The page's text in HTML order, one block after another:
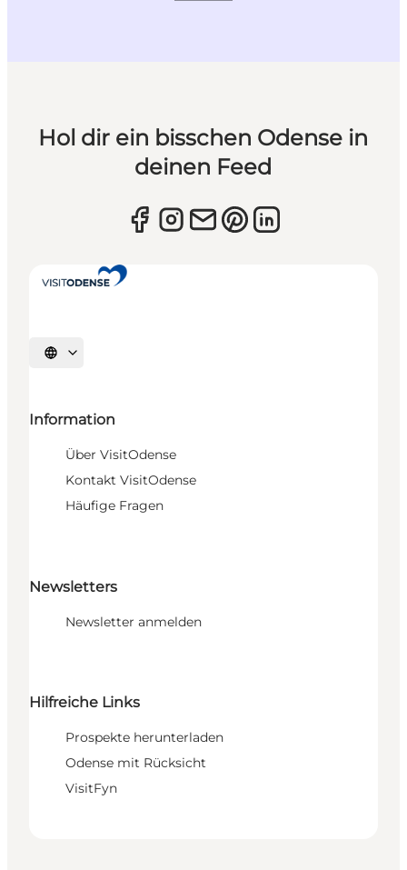
Hol dir ein bisschen Odense in
deinen Feed
Sprache auswählen
Information
Über VisitOdense
Kontakt VisitOdense
Häufige Fragen
Newsletters
Newsletter anmelden
Hilfreiche Links
Prospekte herunterladen
Odense mit Rücksicht
VisitFyn